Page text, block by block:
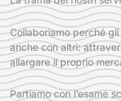
Collaboriamo perché
anche con altri:
allargare il proprio
Partiamo con l’esame